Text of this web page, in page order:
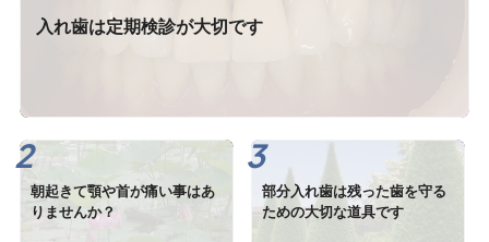
入れ歯は定期検診が大切です
朝起きて顎や首が痛い事はあ
りませんか？
部分入れ歯は残った歯を守る
ための大切な道具です